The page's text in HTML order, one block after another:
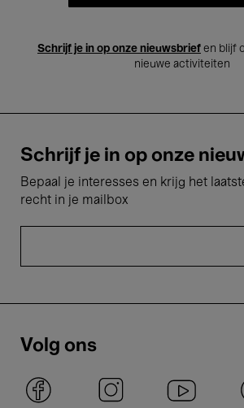
Schrijf je in op onze nieuwsbrief en blijf
nieuwe activiteiten
Schrijf je in op onze
Bepaal je interesses en krijg het
recht in je mailbox
Volg ons